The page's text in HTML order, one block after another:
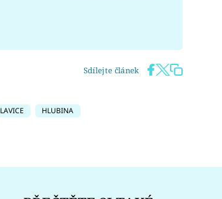
Sdílejte článek
LAVICE
HLUBINA